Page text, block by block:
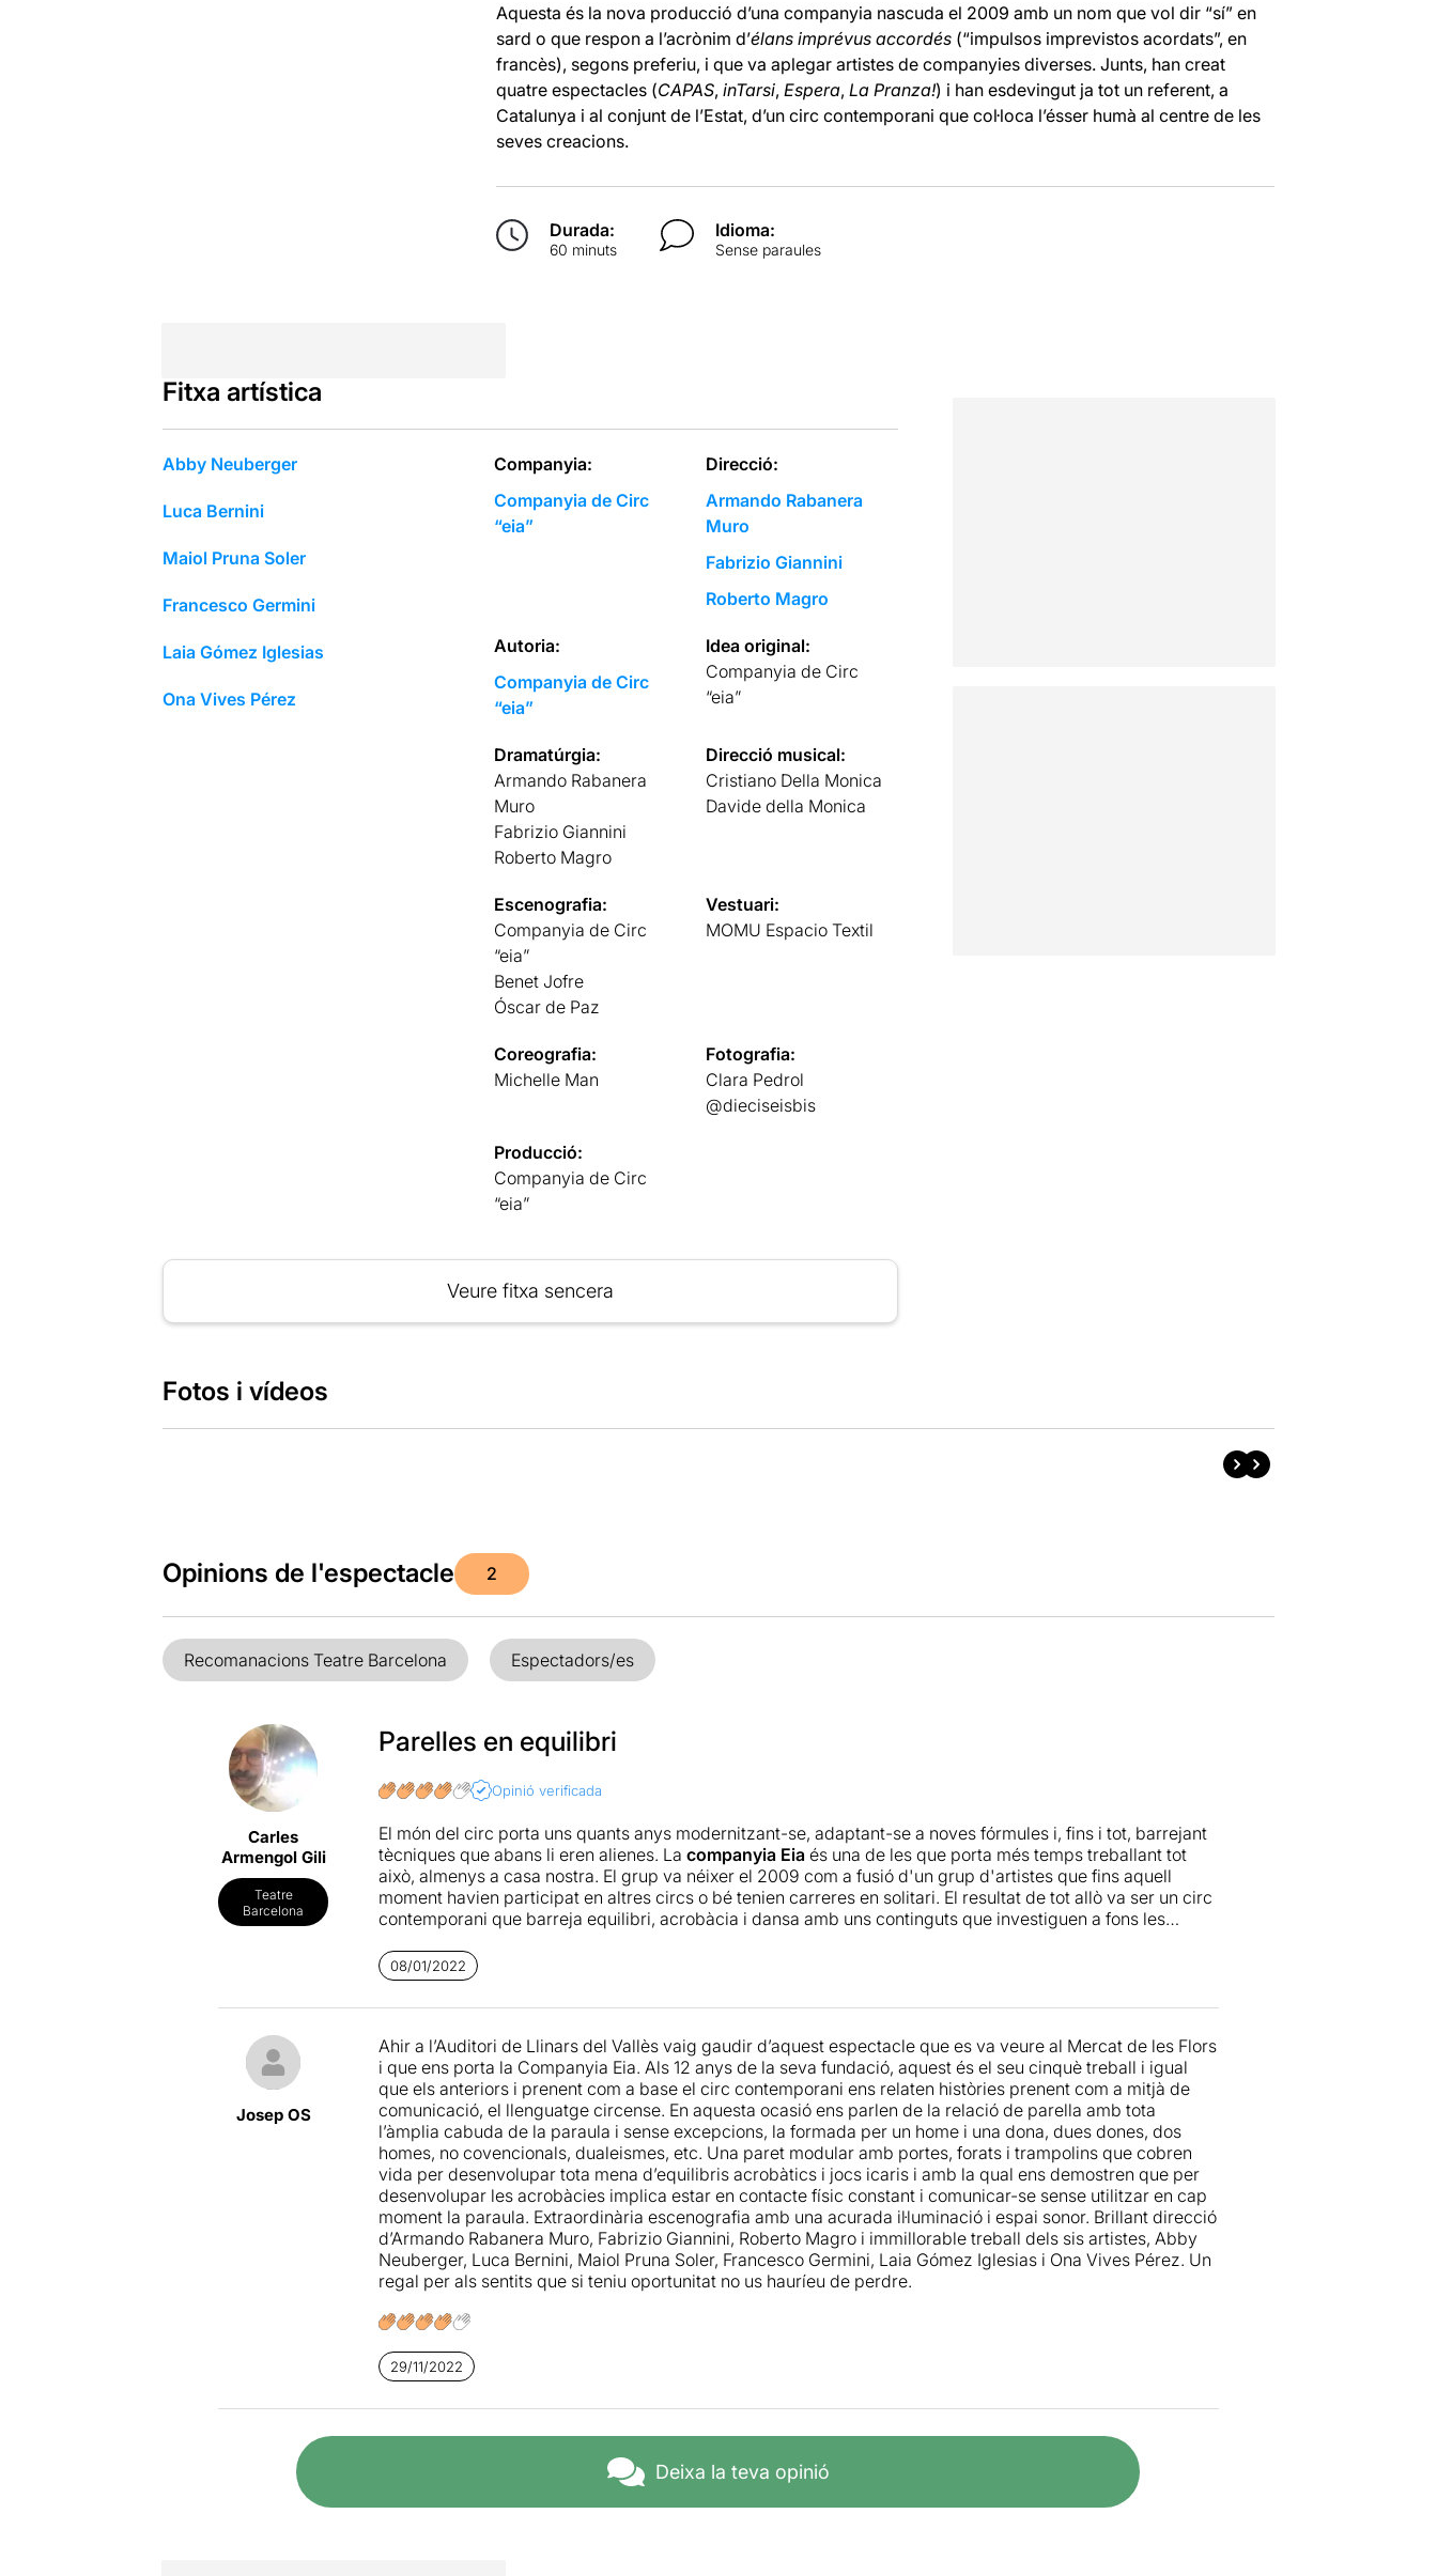
Aquesta és la nova producció d’una companyia nascuda el 2009 amb un nom que vol dir “sí” en
sard o que respon a l’acrònim d’élans imprévus accordés(“impulsos imprevistos acordats”, en
francès), segons preferiu, i que va aplegar artistes de companyies diverses. Junts, han creat
quatre espectacles (CAPAS, inTarsi, Espera, La Pranza!) i han esdevingut ja tot un referent, a
Catalunya i al conjunt de l’Estat, d’un circ contemporani que col·loca l’ésser humà al centre de les
seves creacions.
Durada:
60 minuts
Idioma:
Sense paraules
Fitxa artística
Abby Neuberger
Luca Bernini
Maiol Pruna Soler
Francesco Germini
Laia Gómez Iglesias
Ona Vives Pérez
Companyia:
Companyia de Circ
“eia”
Direcció:
Armando Rabanera
Muro
Fabrizio Giannini
Roberto Magro
Autoria:
Companyia de Circ
“eia”
Idea original:
Companyia de Circ
“eia”
Dramatúrgia:
Armando Rabanera
Muro
Fabrizio Giannini
Roberto Magro
Direcció musical:
Cristiano Della Monica
Davide della Monica
Escenografia:
Companyia de Circ
“eia”
Benet Jofre
Óscar de Paz
Vestuari:
MOMU Espacio Textil
Coreografia:
Michelle Man
Fotografia:
Clara Pedrol
@dieciseisbis
Producció:
Companyia de Circ
“eia”
Veure fitxa sencera
Fotos i vídeos
Opinions de l'espectacle 2
Recomanacions Teatre Barcelona Espectadors/es
Carles
Armengol Gili
Teatre
Barcelona
Parelles en equilibri
Opinió verificada
El món del circ porta uns quants anys modernitzant-se, adaptant-se a noves fórmules i, fins i tot, barrejant
tècniques que abans li eren alienes. La companyia Eia és una de les que porta més temps treballant tot
això, almenys a casa nostra. El grup va néixer el 2009 com a fusió d'un grup d'artistes que fins aquell
moment havien participat en altres circs o bé tenien carreres en solitari. El resultat de tot allò va ser un circ
contemporani que barreja equilibri, acrobàcia i dansa amb uns continguts que investiguen a fons les
ANuyes'investiga sobre les relacions de parella, tenint en compte la diversitat i també els impulsos que
ens fan ajuntar-nos o separar-nos d'una altra persona. Hi veiem parelles de tot tipus, apostant fort per les
el que realment es vol expressar, però és evident que hi ha hagut totes aquestes idees al darrera dels
números acrobàtics que se'ns mostren, En aquest sentit, l'espectacle pròpiament circense -hàbilment
barrejat amb dansa contemporània- ens apropa a moments màgics i físicament gairebé impossibles.
També hi ajuden molt les dues estructures corpòries que es transformen en tot tipus de suport per als
artistes. Dos mòduls aparentment tancats que veiem evolucionar cap a tobogans, trampolins, escales
invisibles, etc. Una petita fantasia que ho fa tot molt senzill, però que en realitat amaga una tècnica i una
precisió realment encomiables.
08/01/2022
Josep OS
Ahir a l’Auditori de Llinars del Vallès vaig gaudir d’aquest espectacle que es va veure al Mercat de les Flors
i que ens porta la Companyia Eia. Als 12 anys de la seva fundació, aquest és el seu cinquè treball i igual
que els anteriors i prenent com a base el circ contemporani ens relaten històries prenent com a mitjà de
comunicació, el llenguatge circense. En aquesta ocasió ens parlen de la relació de parella amb tota
l’àmplia cabuda de la paraula i sense excepcions, la formada per un home i una dona, dues dones, dos
homes, no covencionals, dualeismes, etc. Una paret modular amb portes, forats i trampolins que cobren
vida per desenvolupar tota mena d’equilibris acrobàtics i jocs icaris i amb la qual ens demostren que per
desenvolupar les acrobàcies implica estar en contacte físic constant i comunicar-se sense utilitzar en cap
moment la paraula. Extraordinària escenografia amb una acurada il·luminació i espai sonor. Brillant direcció
d’Armando Rabanera Muro, Fabrizio Giannini, Roberto Magro i immillorable treball dels sis artistes, Abby
Neuberger, Luca Bernini, Maiol Pruna Soler, Francesco Germini, Laia Gómez Iglesias i Ona Vives Pérez. Un
regal per als sentits que si teniu oportunitat no us hauríeu de perdre.
29/11/2022
Deixa la teva opinió